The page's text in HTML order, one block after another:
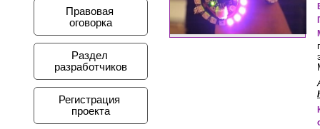
Правовая
оговорка
Раздел
разработчиков
Регистрация
проекта